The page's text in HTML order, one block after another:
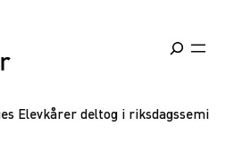
Elevkårer deltog i